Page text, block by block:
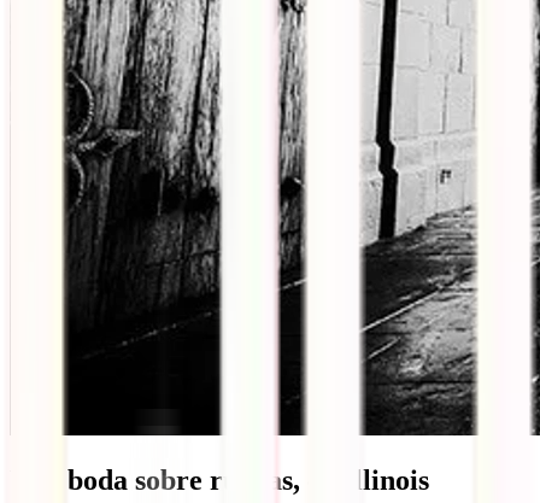
Una boda sobre ruedas, en Illinois